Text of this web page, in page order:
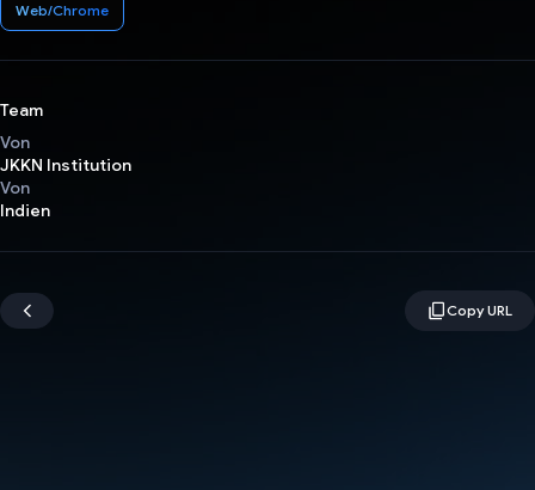
Web/Chrome
Team
Von
JKKN Institution
Von
Indien